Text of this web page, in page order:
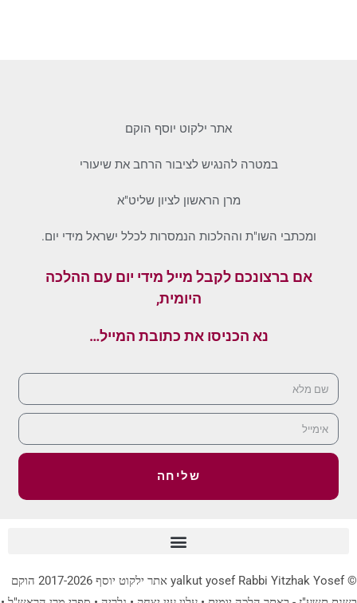
אתר ילקוט יוסף הוקם
במטרה להנגיש לציבור הרחב את שיעורי
מרן הראשון לציון שליט"א
ומכתבי השו"ת וההלכות הנמסרות לכלל ישראל מידי יום.
אם ברצונכם לקבל מייל מידי יום עם ההלכה
היומית,
נא הכניסו את כתובת המייל…
שליחה
© yalkut yosef Rabbi Yitzhak Yosef אתר ילקוט יוסף 2017-2026 הוקם